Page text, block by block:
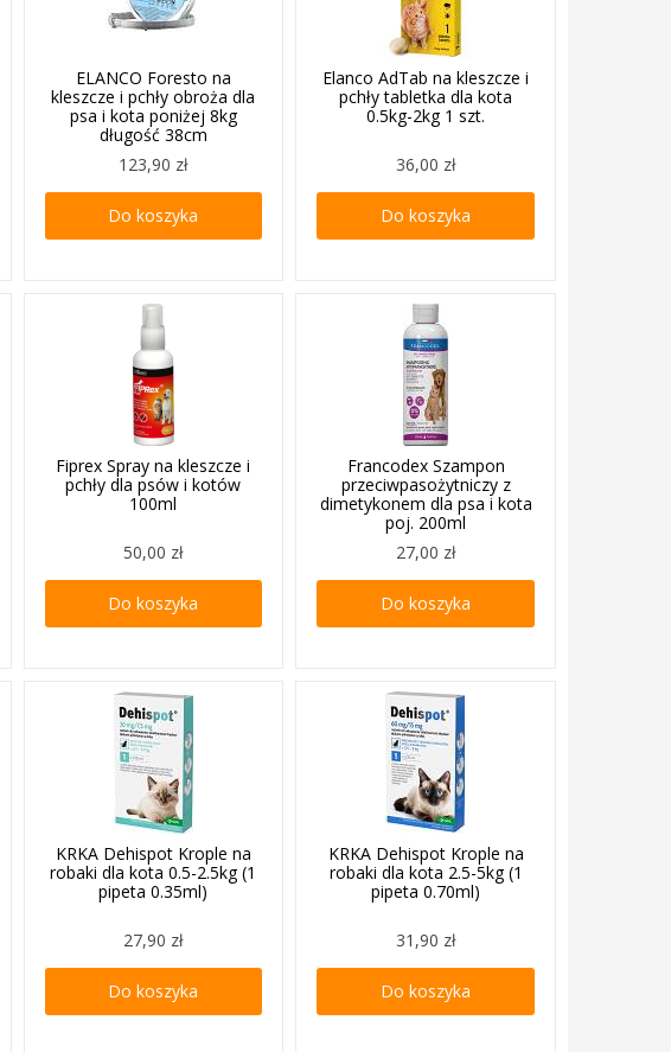
ELANCO Foresto na
kleszcze i pchły obroża dla
psa i kota poniżej 8kg
długość 38cm
123,90 zł
Do koszyka
Elanco AdTab na kleszcze i
pchły tabletka dla kota
0.5kg-2kg 1 szt.
36,00 zł
Do koszyka
Fiprex Spray na kleszcze i
pchły dla psów i kotów
100ml
50,00 zł
Do koszyka
Francodex Szampon
przeciwpasożytniczy z
dimetykonem dla psa i kota
poj. 200ml
27,00 zł
Do koszyka
KRKA Dehispot Krople na
robaki dla kota 0.5-2.5kg (1
pipeta 0.35ml)
27,90 zł
Do koszyka
KRKA Dehispot Krople na
robaki dla kota 2.5-5kg (1
pipeta 0.70ml)
31,90 zł
Do koszyka